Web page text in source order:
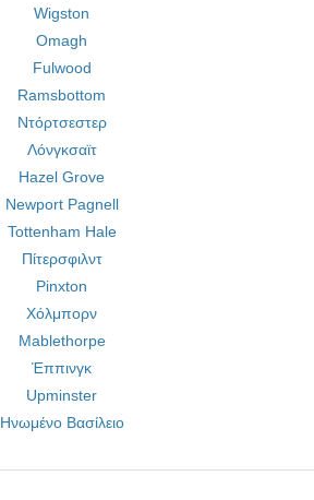
Wigston
Omagh
Fulwood
Ramsbottom
Ντόρτσεστερ
Λόνγκσαϊτ
Hazel Grove
Newport Pagnell
Tottenham Hale
Πίτερσφιλντ
Pinxton
Χόλμπορν
Mablethorpe
Έππινγκ
Upminster
Ηνωμένο Βασίλειο